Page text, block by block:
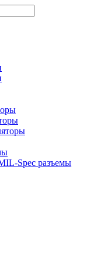
Spec разъемы